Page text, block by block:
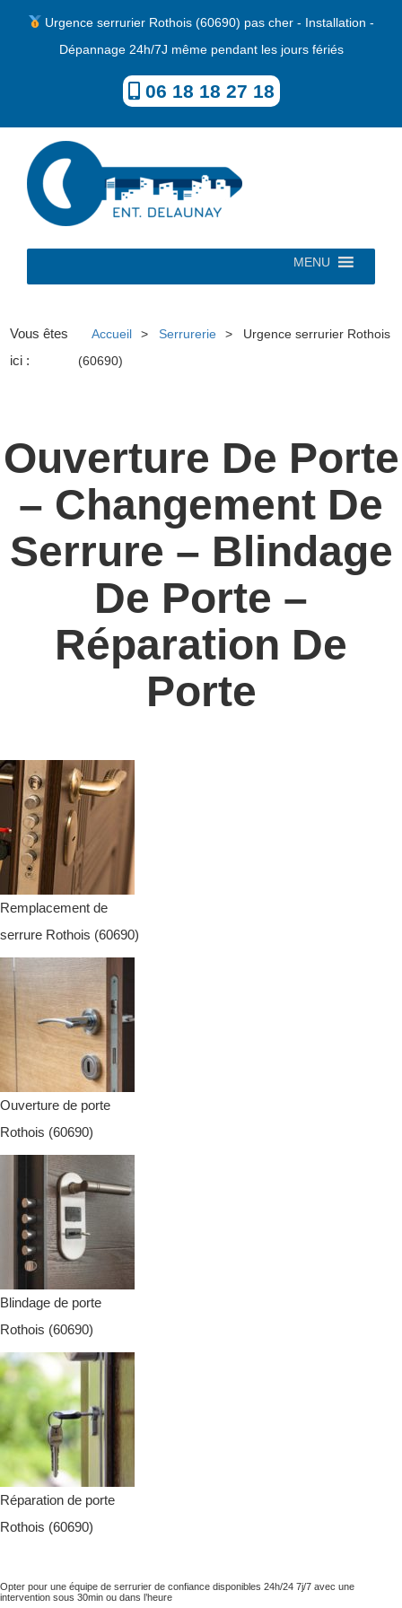
Urgence serrurier Rothois (60690) pas cher - Installation -
Dépannage 24h/7J même pendant les jours fériés
06 18 18 27 18
MENU
Vous êtes
ici :
Accueil Serrurerie
Urgence serrurier Rothois
(60690)
Ouverture De Porte
– Changement De
Serrure – Blindage
De Porte –
Réparation De
Porte
Remplacement de
serrure Rothois (60690)
Ouverture de porte
Rothois (60690)
Blindage de porte
Rothois (60690)
Réparation de porte
Rothois (60690)
Opter pour une équipe de serrurier de confiance disponibles 24h/24 7j/7 avec une
intervention sous 30min ou dans l’heure